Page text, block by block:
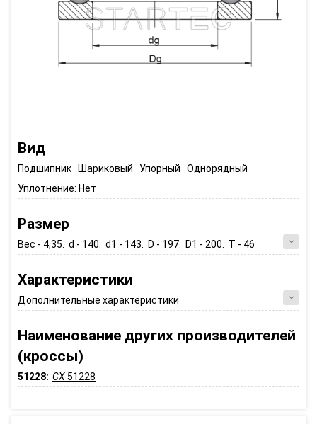
Вид
Подшипник Шариковый Упорный Однорядный
Уплотнение: Нет
Размер
Вес - 4,35. d - 140. d1 - 143. D - 197. D1 - 200. T - 46
Характеристики
Дополнительные характеристики
Наименование других производителей
(кроссы)
51228: CX51228